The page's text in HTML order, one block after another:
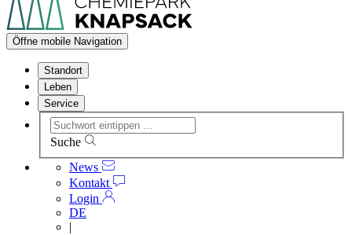
Öffne mobile Navigation
Standort
Leben
Service
Suche
News
Kontakt
Login
DE
|